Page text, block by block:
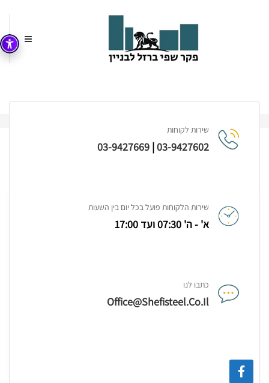
שירות לקוחות
03-9427602
|
03-9427669
שירות הלקוחות פועל בכל יום בין השעות
א' - ה' 07:30 ועד 17:00
כתבו לנו
Office@shefisteel.co.il